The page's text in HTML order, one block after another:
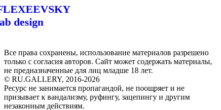
design
Все права сохранены, использование материалов разрешено
только с согласия авторов. Сайт может содержать материалы,
не предназначенные для лиц младше 18 лет.
© RU.GALLERY, 2016-2026
Ресурс не занимается пропагандой, не поощряет и не
призывает к вандализму, руфингу, зацепингу и другим
незаконным действиям.